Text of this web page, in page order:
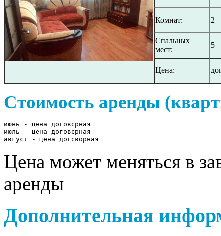
Комнат: 2
Спальных
мест:
5
Цена:
Стоимость аренды
июнь - цена договорная
июль - цена договорная
август - цена договорная
Цена может меняться в
аренды
Дополнительная